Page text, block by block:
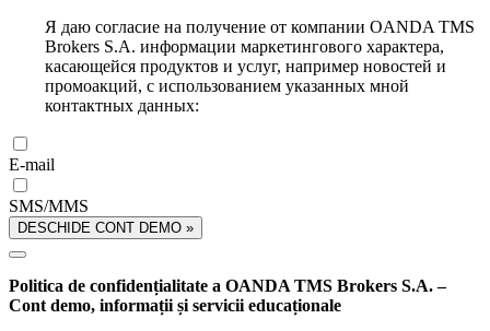
Я даю согласие на получение от компании OANDA TMS
Brokers S.A. информации маркетингового характера,
касающейся продуктов и услуг, например новостей и
промоакций, с использованием указанных мной
контактных данных:
E-mail
SMS/MMS
DESCHIDE CONT DEMO »
Politica de confidențialitate a OANDA TMS Brokers S.A. –
Cont demo, informații și servicii educaționale